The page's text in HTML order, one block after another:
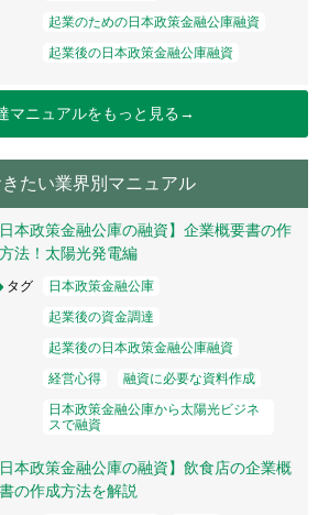
起業のための日本政策金融公庫融資
起業後の日本政策金融公庫融資
マニュアルをもっと見る→
たい業界別マニュアル
日本政策金融公庫の融資】企業概要書の作
法！太陽光発電編
タグ
日本政策金融公庫
起業後の資金調達
起業後の日本政策金融公庫融資
経営心得
融資に必要な資料作成
日本政策金融公庫から太陽光ビジネ
スで融資
日本政策金融公庫の融資】飲食店の企業概
の作成方法を解説